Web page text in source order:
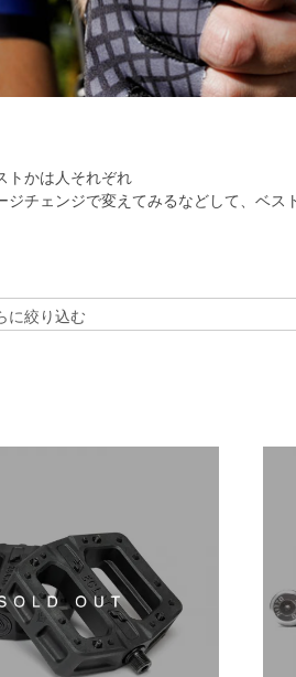
トかは人それぞれ
チェンジで変えてみるなどして、ベ